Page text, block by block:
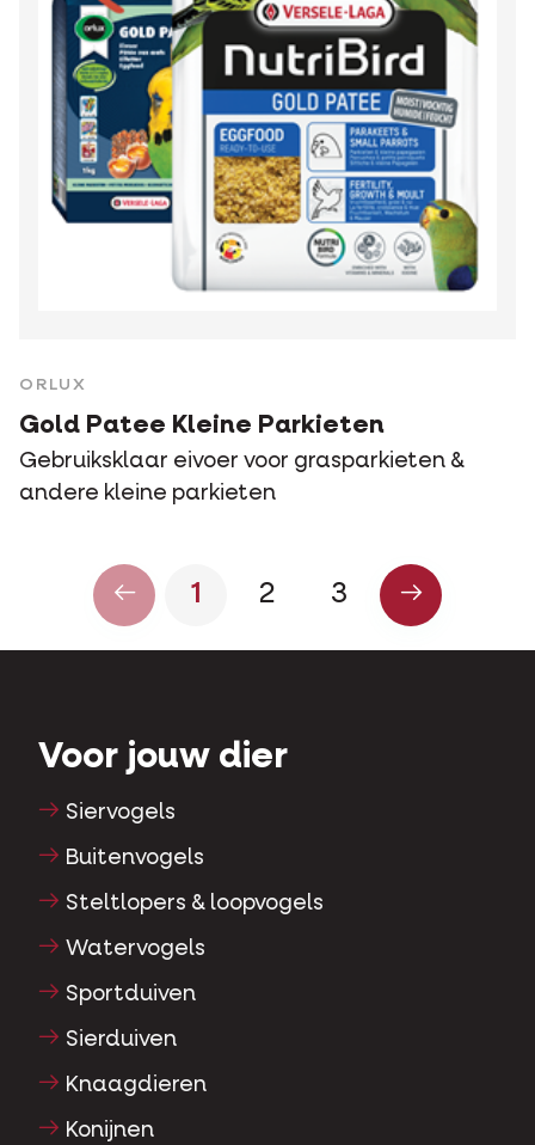
ORLUX
Gold Patee Kleine Parkieten
Gebruiksklaar eivoer voor grasparkieten &
andere kleine parkieten
1 2 3
Voor jouw dier
Siervogels
Buitenvogels
Steltlopers & loopvogels
Watervogels
Sportduiven
Sierduiven
Knaagdieren
Konijnen